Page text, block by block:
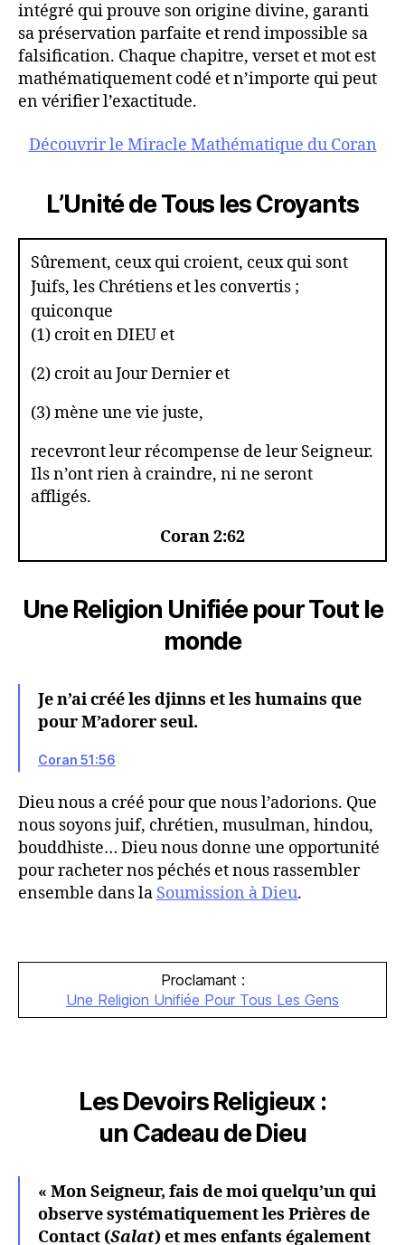
intégré qui prouve son origine divine, garanti
sa préservation parfaite et rend impossible sa
falsification. Chaque chapitre, verset et mot est
mathématiquement codé et n’importe qui peut
en vérifier l’exactitude.
Découvrir le Miracle Mathématique du Coran
L’Unité de Tous les Croyants
Sûrement, ceux qui croient, ceux qui sont
Juifs, les Chrétiens et les convertis ;
quiconque
(1) croit en DIEU et
(2) croit au Jour Dernier et
(3) mène une vie juste,
recevront leur récompense de leur Seigneur.
Ils n’ont rien à craindre, ni ne seront
affligés.
Coran 2:62
Une Religion Unifiée pour Tout le
monde
Je n’ai créé les djinns et les humains que
pour M’adorer seul.
Coran 51:56
Dieu nous a créé pour que nous l’adorions. Que
nous soyons juif, chrétien, musulman, hindou,
bouddhiste… Dieu nous donne une opportunité
pour racheter nos péchés et nous rassembler
ensemble dans la Soumission à Dieu.
Proclamant :
Une Religion Unifiée Pour Tous Les Gens
Les Devoirs Religieux :
un Cadeau de Dieu
« Mon Seigneur, fais de moi quelqu’un qui
observe systématiquement les Prières de
Contact (Salat) et mes enfants également